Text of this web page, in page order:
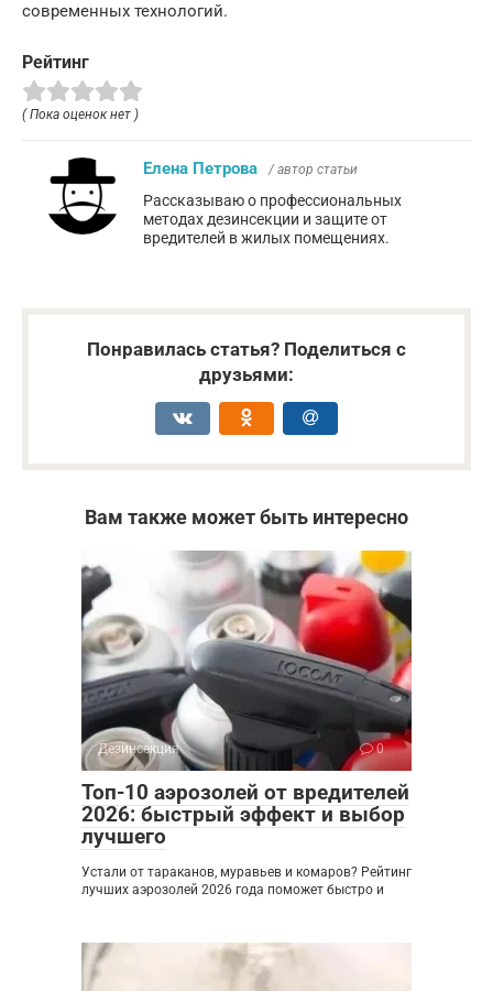
современных технологий.
Рейтинг
( Пока оценок нет )
Елена Петрова / автор статьи
Рассказываю о профессиональных
методах дезинсекции и защите от
вредителей в жилых помещениях.
Понравилась статья? Поделиться с
друзьями:
Вам также может быть интересно
Дезинсекция 0
Топ-10 аэрозолей от вредителей
2026: быстрый эффект и выбор
лучшего
Устали от тараканов, муравьев и комаров? Рейтинг
лучших аэрозолей 2026 года поможет быстро и